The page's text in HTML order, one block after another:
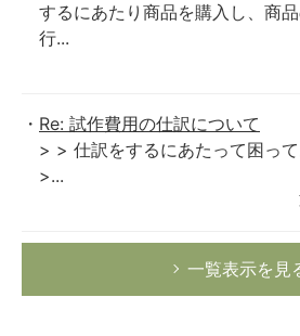
するにあたり商品を購入し、商
行...
Re: 試作費用の仕訳について
> > 仕訳をするにあたって困っ
>...
一覧表示を見